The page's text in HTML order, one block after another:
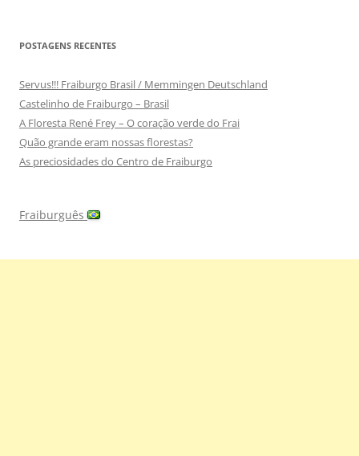
POSTAGENS RECENTES
Servus!!! Fraiburgo Brasil / Memmingen Deutschland
Castelinho de Fraiburgo – Brasil
A Floresta René Frey – O coração verde do Frai
Quão grande eram nossas florestas?
As preciosidades do Centro de Fraiburgo
Fraiburguês